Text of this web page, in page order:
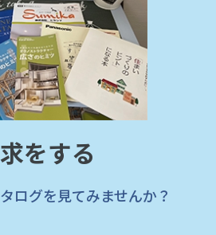
をする
ログを見てみませんか？